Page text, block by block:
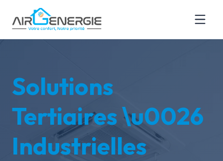
Solutions
Tertiaires \u0026
Industrielles